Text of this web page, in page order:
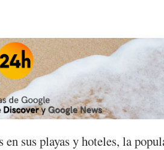
sus playas y hoteles, la